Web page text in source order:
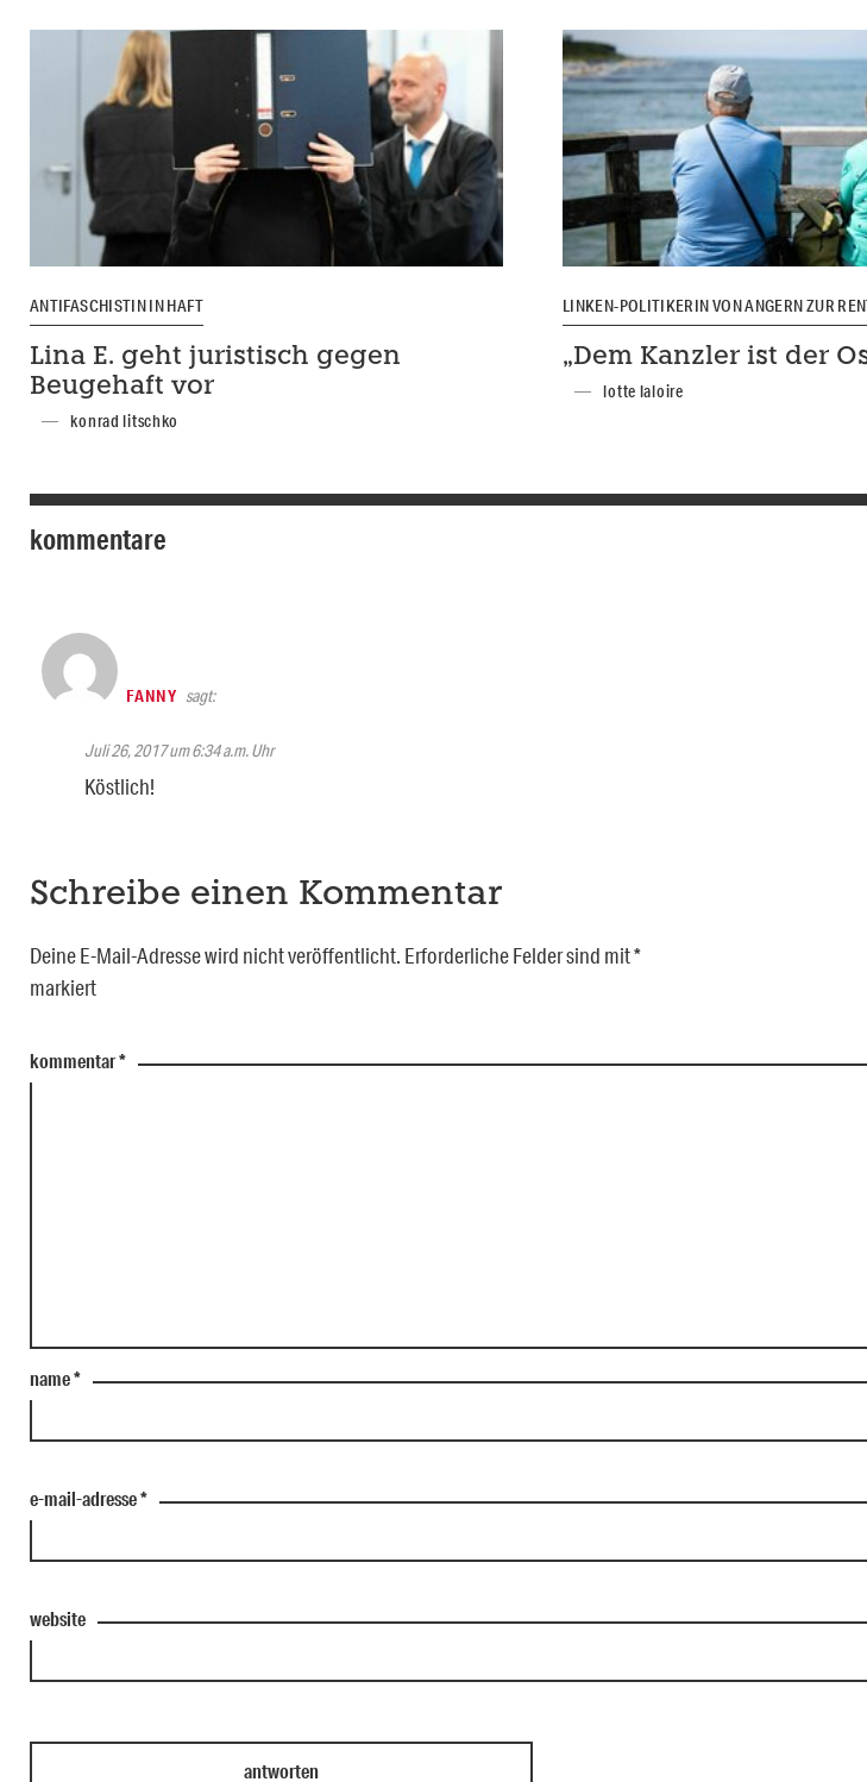
ANTIFASCHISTIN IN HAFT
Lina E. geht juristisch gegen
Beugehaft vor
konrad litschko
LINKEN-POLITIKERIN VON ANGERN ZUR
„Dem Kanzler ist der
lotte laloire
kommentare
FANNY sagt:
Juli 26, 2017 um 6:34 a.m. Uhr
Köstlich!
Schreibe einen Kommentar
Deine E-Mail-Adresse wird nicht veröffentlicht. Erforderliche Felder sind mit*
markiert
kommentar*
name*
e-mail-adresse*
website